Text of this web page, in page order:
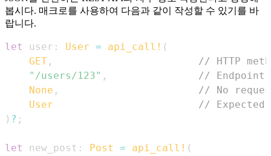
봅시다. 매크로를 사용하여 다음과 같이 작성할 수 있기를 바
랍니다.
let user : User = api_call! (
GET ,
// HTTP
"/users/123" ,
// Endpoint
None ,
// No
User
// Expected
) ? ;
let new_post : Post = api_call! (